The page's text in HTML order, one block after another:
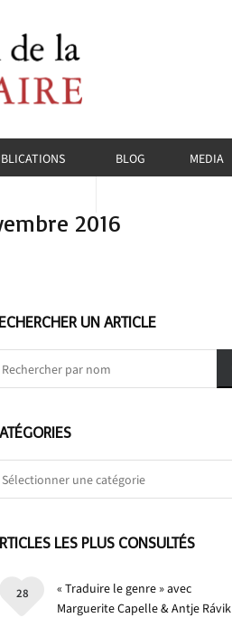
BLOG MEDIA
2016
UN ARTICLE
LES PLUS CONSULTÉS
« Traduire le genre » avec
Marguerite Capelle & Antje Rávik
28